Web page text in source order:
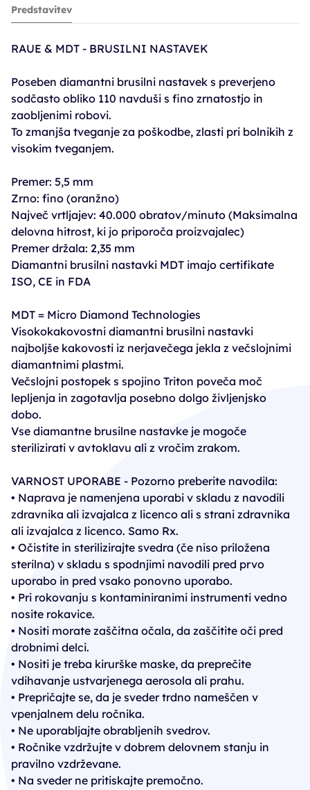
Raue nastavek, diamantni - fin, 5,5mm
14,31€
15,90€
PC30: 12,71€
Predstavitev
RAUE & MDT - BRUSILNI NASTAVEK
Poseben diamantni brusilni nastavek s preverjeno
sodčasto obliko 110 navduši s fino zrnatostjo in
zaobljenimi robovi.
To zmanjša tveganje za poškodbe, zlasti pri bolnikih z
visokim tveganjem.
Premer: 5,5 mm
Zrno: fino (oranžno)
Največ vrtljajev: 40.000 obratov/minuto (Maksimalna
delovna hitrost, ki jo priporoča proizvajalec)
Premer držala: 2,35 mm
Diamantni brusilni nastavki MDT imajo certifikate
ISO, CE in FDA
MDT = Micro Diamond Technologies
Visokokakovostni diamantni brusilni nastavki
najboljše kakovosti iz nerjavečega jekla z večslojnimi
diamantnimi plastmi.
Večslojni postopek s spojino Triton poveča moč
lepljenja in zagotavlja posebno dolgo življenjsko
dobo.
Vse diamantne brusilne nastavke je mogoče
sterilizirati v avtoklavu ali z vročim zrakom.
VARNOST UPORABE - Pozorno preberite navodila:
• Naprava je namenjena uporabi v skladu z navodili
zdravnika ali izvajalca z licenco ali s strani zdravnika
ali izvajalca z licenco. Samo Rx.
• Očistite in sterilizirajte svedra (če niso priložena
sterilna) v skladu s spodnjimi navodili pred prvo
uporabo in pred vsako ponovno uporabo.
• Pri rokovanju s kontaminiranimi instrumenti vedno
nosite rokavice.
• Nositi morate zaščitna očala, da zaščitite oči pred
drobnimi delci.
• Nositi je treba kirurške maske, da preprečite
vdihavanje ustvarjenega aerosola ali prahu.
• Prepričajte se, da je sveder trdno nameščen v
vpenjalnem delu ročnika.
• Ne uporabljajte obrabljenih svedrov.
• Ročnike vzdržujte v dobrem delovnem stanju in
pravilno vzdrževane.
• Na sveder ne pritiskajte premočno.